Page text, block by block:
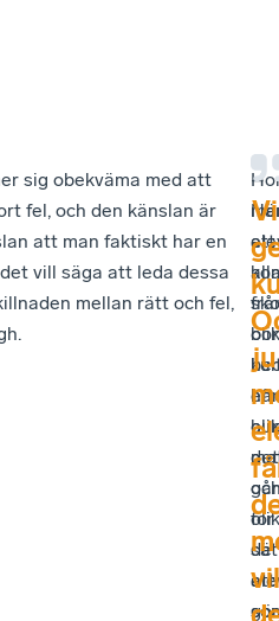
sig obekväma med att
fel, och den känslan är
att man faktiskt har en
vill säga att leda dessa
mellan rätt och fel,
att
hur
det
går
för
de
–
har
att
Vi
ju